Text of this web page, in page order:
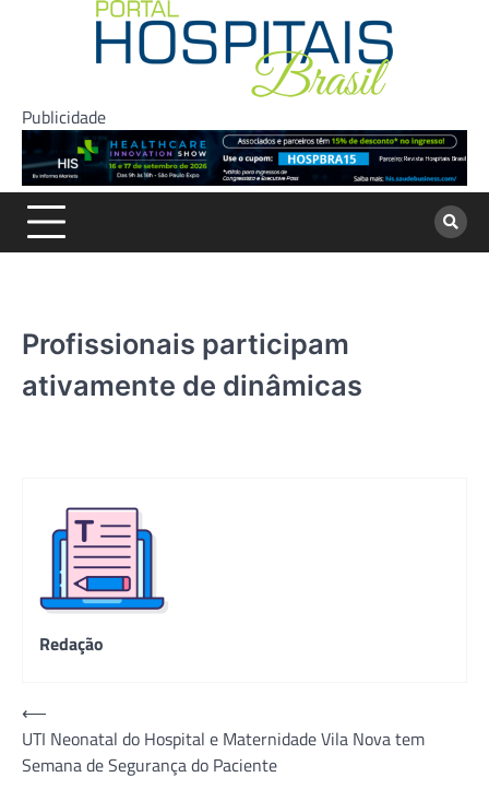
Publicidade
Profissionais participam
ativamente de dinâmicas
Redação
Navegação
de
Post
⟵
UTI Neonatal do Hospital e Maternidade Vila Nova tem
Semana de Segurança do Paciente